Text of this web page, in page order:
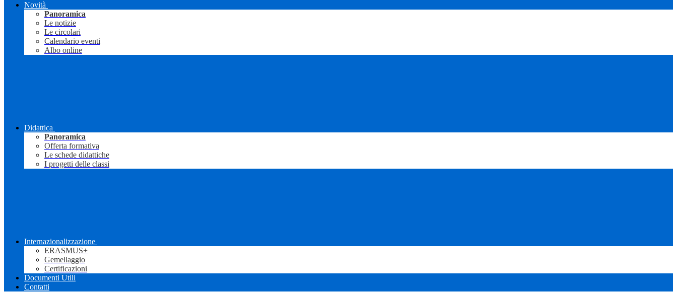
Novità
Panoramica
Le notizie
Le circolari
Calendario eventi
Albo online
Didattica
Panoramica
Offerta formativa
Le schede didattiche
I progetti delle classi
Internazionalizzazione
ERASMUS+
Gemellaggio
Certificazioni
Documenti Utili
Contatti